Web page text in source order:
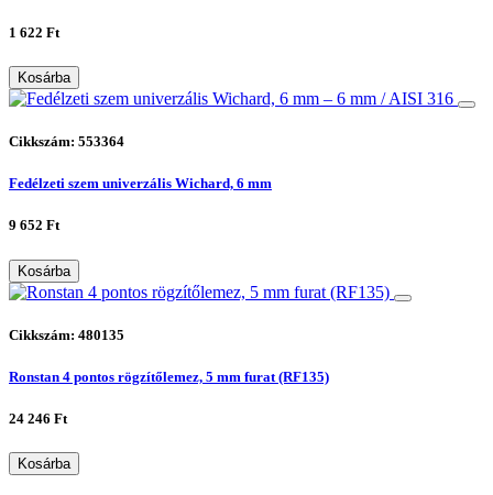
1 622 Ft
Kosárba
Cikkszám: 553364
Fedélzeti szem univerzális Wichard, 6 mm
9 652 Ft
Kosárba
Cikkszám: 480135
Ronstan 4 pontos rögzítőlemez, 5 mm furat (RF135)
24 246 Ft
Kosárba